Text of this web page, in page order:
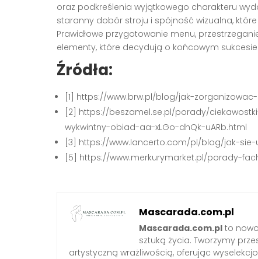
oraz podkreślenia wyjątkowego charakteru
staranny dobór stroju i spójność wizualna,
Prawidłowe przygotowanie menu,
elementy, które decydują o końcowym sukcesie.
Źródła:
[1] https://www.brw.pl/blog/jak-
[2] https://beszamel.se.pl/porady/
wykwintny-obiad-aa-xLGo-dhQk-uARb.html
[3] https://www.lancerto.com/pl/blog/jak-
[5] https://www.merkurymarket.pl/porady-
Mascarada.com.pl
Mascarada.com.pl to
sztuką życia. Tworzymy
artystyczną wrażliwością, oferując